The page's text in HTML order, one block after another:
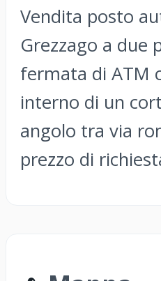
Vendita posto
Grezzago a due
fermata di ATM
interno di un
angolo tra via
prezzo di